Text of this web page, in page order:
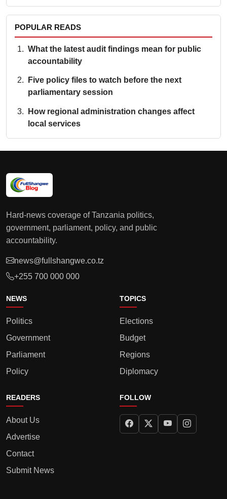
POPULAR READS
What the latest audit findings mean for public
accountability
Five policy files to watch before the next
parliamentary session
How regional administration changes affect
local services
Hard-news coverage of Tanzania politics,
government, parliament, policy, and public
accountability.
news@fullshangwe.co.tz
+255 700 000 000
NEWS
Politics
Government
Parliament
Policy
TOPICS
Elections
Budget
Regions
Diplomacy
READERS
About Us
Advertise
Contact
Submit News
FOLLOW